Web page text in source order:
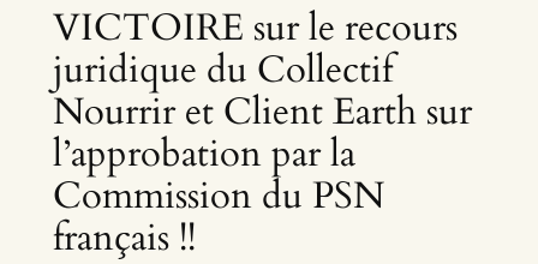
VICTOIRE sur le recours
juridique du Collectif
Nourrir et Client Earth sur
l’approbation par la
Commission du PSN
français !!